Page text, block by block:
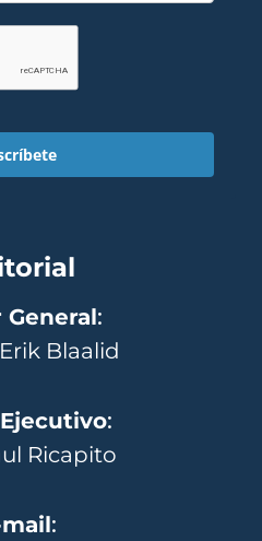
General:
Blaalid
:
Ricapito
mail: